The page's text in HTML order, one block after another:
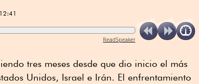
ReadSpeaker
tres meses desde que dio inicio el más
Unidos, Israel e Irán. El enfrentamiento